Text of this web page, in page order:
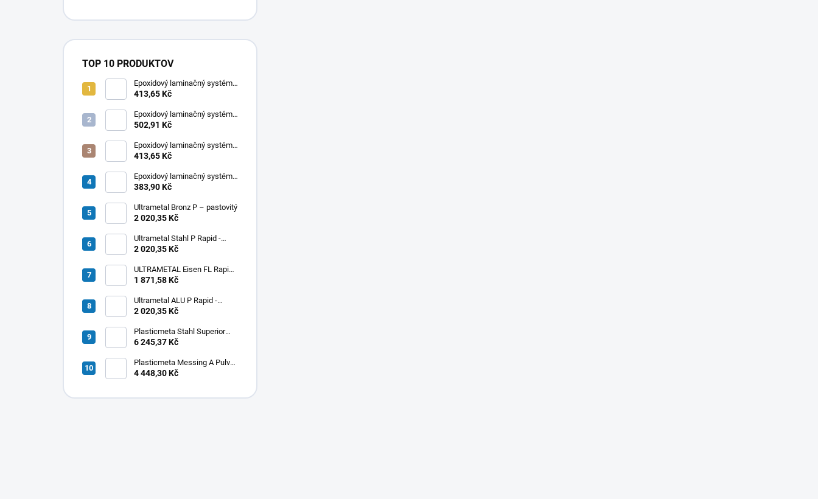
TOP 10 PRODUKTOV
Epoxidový laminačný systém
LETOXIT® PR102 + EM263
413,65 Kč
Epoxidový laminačný systém
LETOXIT® PR220 + EM316
502,91 Kč
Epoxidový laminačný systém
LETOXIT® PR220 + EM315
413,65 Kč
Epoxidový laminačný systém
LETOXIT® PR102 + EM420
383,90 Kč
Ultrametal Bronz P – pastovitý
2 020,35 Kč
Ultrametal Stahl P Rapid -
pastovitý
2 020,35 Kč
ULTRAMETAL Eisen FL Rapid -
tekutý
1 871,58 Kč
Ultrametal ALU P Rapid -
pastovitý
2 020,35 Kč
Plasticmeta Stahl Superior
Pulver - oceľ
6 245,37 Kč
Plasticmeta Messing A Pulver
- mosadz
4 448,30 Kč